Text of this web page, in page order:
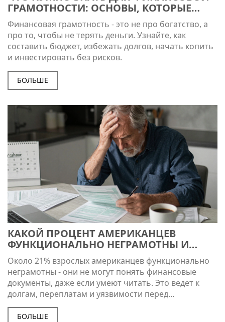
ГРАМОТНОСТИ: ОСНОВЫ, КОТОРЫЕ
СПАСУТ ВАС ОТ ДОЛГОВ
Финансовая грамотность - это не про богатство, а
про то, чтобы не терять деньги. Узнайте, как
составить бюджет, избежать долгов, начать копить
и инвестировать без рисков.
БОЛЬШЕ
КАКОЙ ПРОЦЕНТ АМЕРИКАНЦЕВ
ФУНКЦИОНАЛЬНО НЕГРАМОТНЫ И
ПОЧЕМУ ЭТО ВАЖНО ДЛЯ
ФИНАНСОВОЙ ГРАМОТНОСТИ
Около 21% взрослых американцев функционально
неграмотны - они не могут понять финансовые
документы, даже если умеют читать. Это ведет к
долгам, переплатам и уязвимости перед
мошенниками. Учиться читать деньги - не роскошь,
а необходимость.
БОЛЬШЕ